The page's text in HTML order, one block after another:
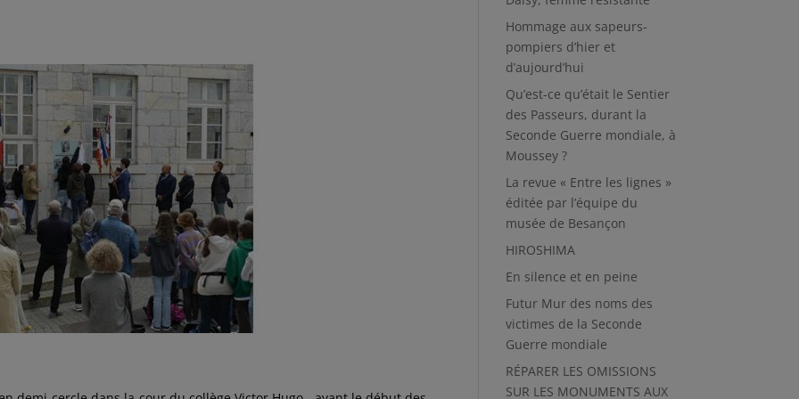
Hommage aux sapeurs-
pompiers d’hier et
d’aujourd’hui
Qu’est-ce qu’était le Sentier
des Passeurs, durant la
Seconde Guerre mondiale, à
Moussey ?
La revue « Entre les lignes »
éditée par l’équipe du
musée de Besançon
HIROSHIMA
En silence et en peine
Futur Mur des noms des
victimes de la Seconde
Guerre mondiale
RÉPARER LES OMISSIONS
SUR LES MONUMENTS AUX